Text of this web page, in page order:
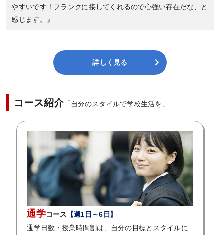
やすいです！フランクに接してくれるので心強い存在だな、と
感じます。』
詳しく見る
コース紹介「自分のスタイルで学校生活を」
通学コース 【週1日～6日】
通学日数・授業時間割は、自分の目標とスタイルに